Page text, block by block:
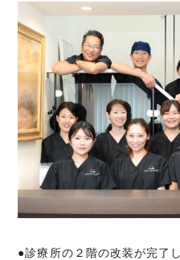
●診療所の２階の改装が完了